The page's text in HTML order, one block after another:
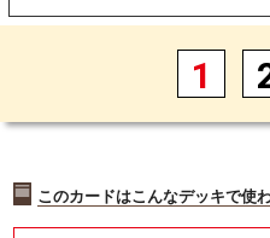
1
このカードはこんなデッキで使